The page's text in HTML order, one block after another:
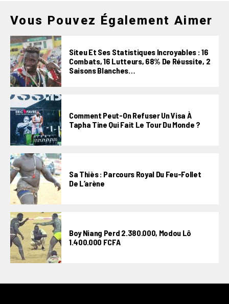
Vous Pouvez Également Aimer
Siteu Et Ses Statistiques Incroyables : 16
Combats, 16 Lutteurs, 68% De Réussite, 2
Saisons Blanches…
Comment Peut-On Refuser Un Visa À
Tapha Tine Qui Fait Le Tour Du Monde ?
Sa Thiès : Parcours Royal Du Feu-Follet
De L’arène
Boy Niang Perd 2.380.000, Modou Lô
1.400.000 FCFA